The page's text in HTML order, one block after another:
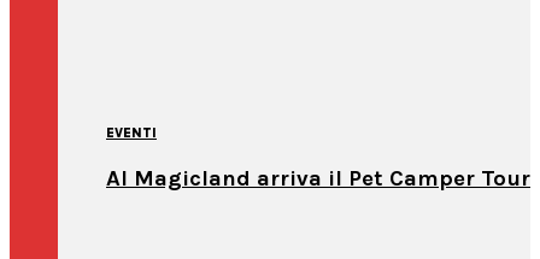
EVENTI
Al Magicland arriva il Pet Camper Tour